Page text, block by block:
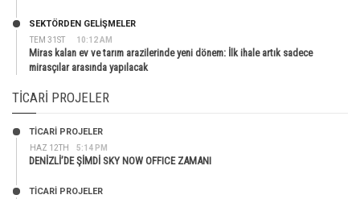
TEM 31ST 10:12 AM
SEKTÖRDEN GELIŞMELER
Miras kalan ev ve tarım arazilerinde yeni dönem: İlk ihale artık sadece
mirasçılar arasında yapılacak
TICARI PROJELER
HAZ 12TH 5:14 PM
TİCARİ PROJELER
DENİZLİ’DE ŞİMDİ SKY NOW OFFICE ZAMANI
TİCARİ PROJELER